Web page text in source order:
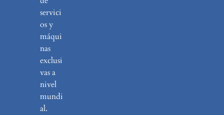
servici
os y
máqui
nas
exclusi
vas a
nivel
mundi
al.